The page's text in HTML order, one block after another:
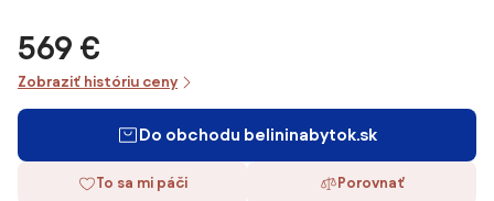
569 €
Zobraziť históriu ceny
Do obchodu belininabytok.sk
To sa mi páči Porovnať